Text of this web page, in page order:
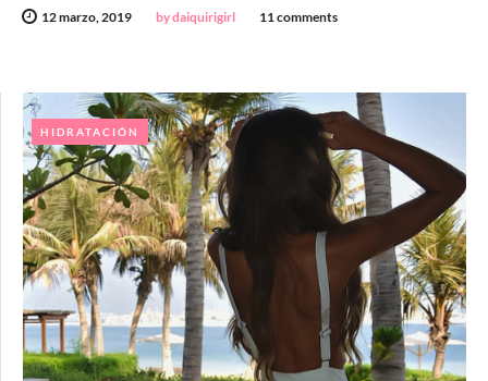
12 marzo, 2019 by daiquirigirl 11 comments
HIDRATACIÓN